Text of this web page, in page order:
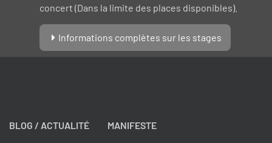
concert (Dans la limite des places disponibles).
Informations complètes sur les stages
BLOG / ACTUALITÉ MANIFESTE